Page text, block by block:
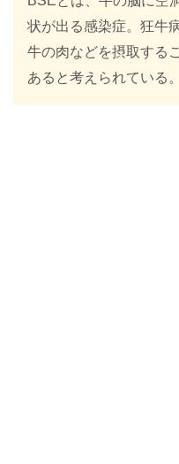
状が出る感染症。狂牛
牛の肉などを摂取する
あると考えられている。